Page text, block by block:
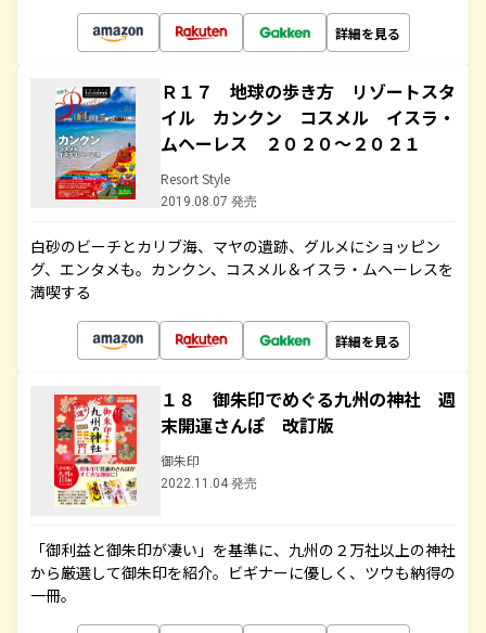
詳細を見る
Ｒ１７ 地球の歩き方 リゾートスタ
イル カンクン コスメル イスラ・
ムヘーレス ２０２０～２０２１
Resort Style
2019.08.07 発売
白砂のビーチとカリブ海、マヤの遺跡、グルメにショッピン
グ、エンタメも。カンクン、コスメル＆イスラ・ムヘーレスを
満喫する
詳細を見る
１８ 御朱印でめぐる九州の神社 週
末開運さんぽ 改訂版
御朱印
2022.11.04 発売
「御利益と御朱印が凄い」を基準に、九州の２万社以上の神社
から厳選して御朱印を紹介。ビギナーに優しく、ツウも納得の
一冊。